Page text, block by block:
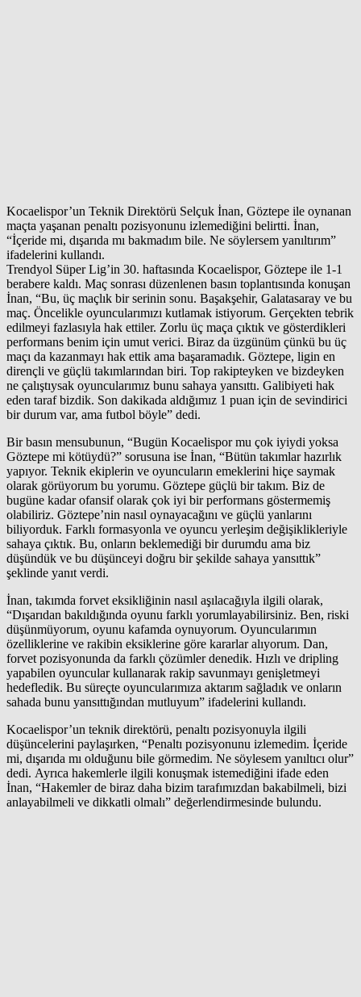
Kocaelispor’un Teknik Direktörü Selçuk İnan, Göztepe ile oynanan
maçta yaşanan penaltı pozisyonunu izlemediğini belirtti. İnan,
“İçeride mi, dışarıda mı bakmadım bile. Ne söylersem yanıltırım”
ifadelerini kullandı.
Trendyol Süper Lig’in 30. haftasında Kocaelispor, Göztepe ile 1-1
berabere kaldı. Maç sonrası düzenlenen basın toplantısında konuşan
İnan, “Bu, üç maçlık bir serinin sonu. Başakşehir, Galatasaray ve bu
maç. Öncelikle oyuncularımızı kutlamak istiyorum. Gerçekten tebrik
edilmeyi fazlasıyla hak ettiler. Zorlu üç maça çıktık ve gösterdikleri
performans benim için umut verici. Biraz da üzgünüm çünkü bu üç
maçı da kazanmayı hak ettik ama başaramadık. Göztepe, ligin en
dirençli ve güçlü takımlarından biri. Top rakipteyken ve bizdeyken
ne çalıştıysak oyuncularımız bunu sahaya yansıttı. Galibiyeti hak
eden taraf bizdik. Son dakikada aldığımız 1 puan için de sevindirici
bir durum var, ama futbol böyle” dedi.
Bir basın mensubunun, “Bugün Kocaelispor mu çok iyiydi yoksa
Göztepe mi kötüydü?” sorusuna ise İnan, “Bütün takımlar hazırlık
yapıyor. Teknik ekiplerin ve oyuncuların emeklerini hiçe saymak
olarak görüyorum bu yorumu. Göztepe güçlü bir takım. Biz de
bugüne kadar ofansif olarak çok iyi bir performans göstermemiş
olabiliriz. Göztepe’nin nasıl oynayacağını ve güçlü yanlarını
biliyorduk. Farklı formasyonla ve oyuncu yerleşim değişiklikleriyle
sahaya çıktık. Bu, onların beklemediği bir durumdu ama biz
düşündük ve bu düşünceyi doğru bir şekilde sahaya yansıttık”
şeklinde yanıt verdi.
İnan, takımda forvet eksikliğinin nasıl aşılacağıyla ilgili olarak,
“Dışarıdan bakıldığında oyunu farklı yorumlayabilirsiniz. Ben, riski
düşünmüyorum, oyunu kafamda oynuyorum. Oyuncularımın
özelliklerine ve rakibin eksiklerine göre kararlar alıyorum. Dan,
forvet pozisyonunda da farklı çözümler denedik. Hızlı ve dripling
yapabilen oyuncular kullanarak rakip savunmayı genişletmeyi
hedefledik. Bu süreçte oyuncularımıza aktarım sağladık ve onların
sahada bunu yansıttığından mutluyum” ifadelerini kullandı.
Kocaelispor’un teknik direktörü, penaltı pozisyonuyla ilgili
düşüncelerini paylaşırken, “Penaltı pozisyonunu izlemedim. İçeride
mi, dışarıda mı olduğunu bile görmedim. Ne söylesem yanıltıcı olur”
dedi. Ayrıca hakemlerle ilgili konuşmak istemediğini ifade eden
İnan, “Hakemler de biraz daha bizim tarafımızdan bakabilmeli, bizi
anlayabilmeli ve dikkatli olmalı” değerlendirmesinde bulundu.